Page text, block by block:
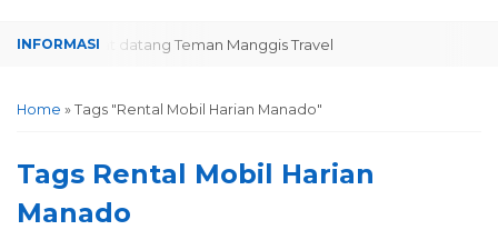
datang Teman Manggis Travel Selamat datang Teman
Home » Tags "Rental Mobil Harian Manado"
Tags Rental Mobil Harian
Manado